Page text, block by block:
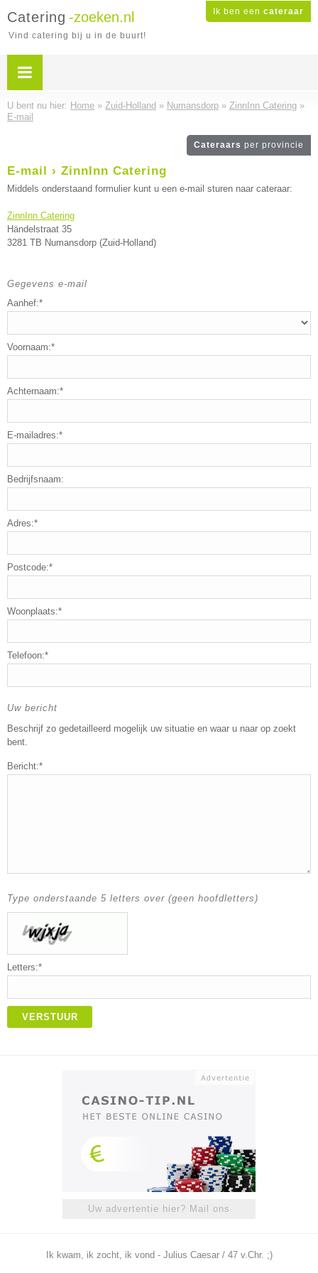
Ik ben een cateraar
Catering -zoeken.nl
Vind catering bij u in de buurt!
U bent nu hier: Home » Zuid-Holland » Numansdorp » ZinnInn Catering »
E-mail
Cateraars per provincie
E-mail › ZinnInn Catering
Middels onderstaand formulier kunt u een e-mail sturen naar cateraar:
ZinnInn Catering
Händelstraat 35
3281 TB Numansdorp (Zuid-Holland)
Gegevens e-mail
Aanhef:*
Voornaam:*
Achternaam:*
E-mailadres:*
Bedrijfsnaam:
Adres:*
Postcode:*
Woonplaats:*
Telefoon:*
Uw bericht
Beschrijf zo gedetailleerd mogelijk uw situatie en waar u naar op zoekt
bent.
Bericht:*
Type onderstaande 5 letters over (geen hoofdletters)
Letters:*
VERSTUUR
Uw advertentie hier? Mail ons
Ik kwam, ik zocht, ik vond - Julius Caesar / 47 v.Chr. ;)